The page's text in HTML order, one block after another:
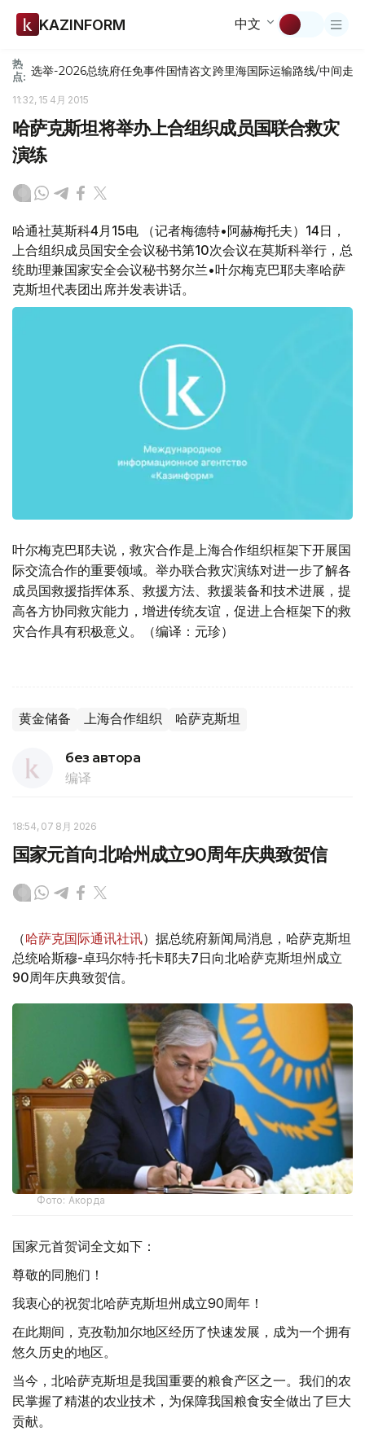
KAZINFORM 中文
热
点: 选举-2026总统府任免事件国情咨文跨里海国际运输路线/中间走廊
11:32, 15 4月 2015
哈萨克斯坦将举办上合组织成员国联合救灾
演练
哈通社莫斯科4月15电 （记者梅德特•阿赫梅托夫）14日，
上合组织成员国安全会议秘书第10次会议在莫斯科举行，总
统助理兼国家安全会议秘书努尔兰•叶尔梅克巴耶夫率哈萨
克斯坦代表团出席并发表讲话。
叶尔梅克巴耶夫说，救灾合作是上海合作组织框架下开展国
际交流合作的重要领域。举办联合救灾演练对进一步了解各
成员国救援指挥体系、救援方法、救援装备和技术进展，提
高各方协同救灾能力，增进传统友谊，促进上合框架下的救
灾合作具有积极意义。（编译：元珍）
黄金储备 上海合作组织 哈萨克斯坦
без автора
编译
18:54, 07 8月 2026
国家元首向北哈州成立90周年庆典致贺信
（哈萨克国际通讯社讯）据总统府新闻局消息，哈萨克斯坦
总统哈斯穆-卓玛尔特·托卡耶夫7日向北哈萨克斯坦州成立
90周年庆典致贺信。
Фото: Акорда
国家元首贺词全文如下：
尊敬的同胞们！
我衷心的祝贺北哈萨克斯坦州成立90周年！
在此期间，克孜勒加尔地区经历了快速发展，成为一个拥有
悠久历史的地区。
当今，北哈萨克斯坦是我国重要的粮食产区之一。我们的农
民掌握了精湛的农业技术，为保障我国粮食安全做出了巨大
贡献。